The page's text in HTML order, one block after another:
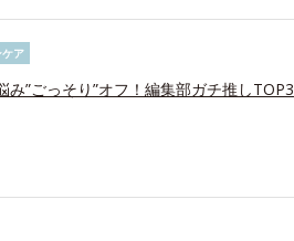
ケア
み”ごっそり”オフ！編集部ガチ推しTOP3